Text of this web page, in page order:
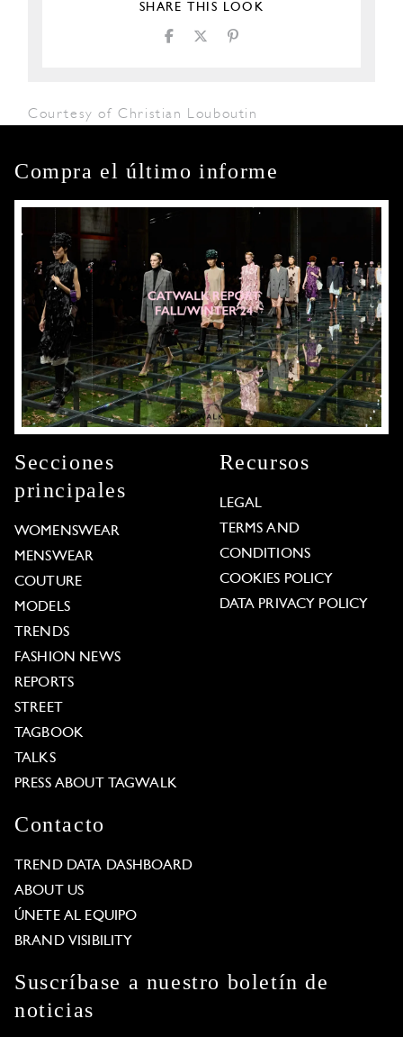
SHARE THIS LOOK
Courtesy of Christian Louboutin
Compra el último informe
Secciones
principales
WOMENSWEAR
MENSWEAR
COUTURE
MODELS
TRENDS
FASHION NEWS
REPORTS
STREET
TAGBOOK
TALKS
PRESS ABOUT TAGWALK
Recursos
LEGAL
TERMS AND
CONDITIONS
COOKIES POLICY
DATA PRIVACY POLICY
Contacto
TREND DATA DASHBOARD
ABOUT US
ÚNETE AL EQUIPO
BRAND VISIBILITY
Suscríbase a nuestro boletín de
noticias